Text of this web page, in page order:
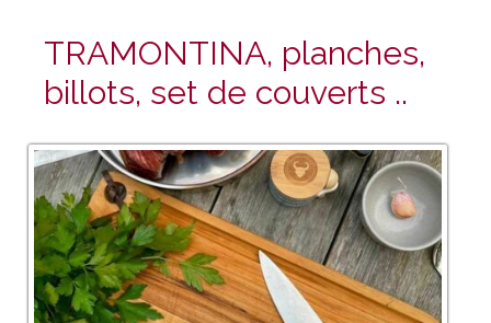
TRAMONTINA, planches,
billots, set de couverts ..